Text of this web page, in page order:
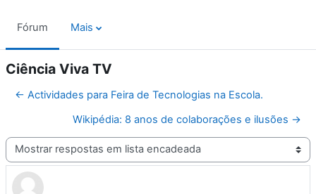
Fórum Mais
Ciência Viva TV
← Actividades para Feira de Tecnologias na Escola.
Wikipédia: 8 anos de colaborações e ilusões →
Modo de visualização